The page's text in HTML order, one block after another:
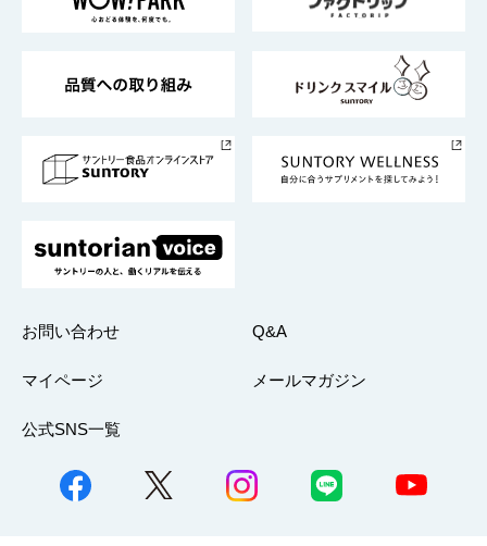
地域情報
サントリーサンバーズ大阪
サントリーが考えるサステナビリティ経営
企業概要
採用情報
お問い合わせ Q&A
マイページ メールマガジン
公式SNS一覧